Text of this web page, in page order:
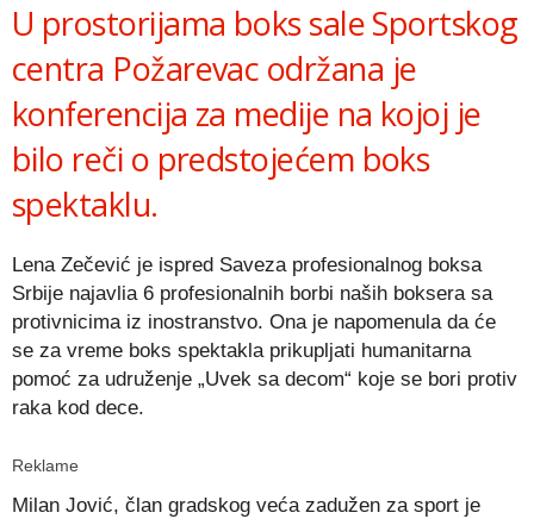
U prostorijama boks sale Sportskog
centra Požarevac održana je
konferencija za medije na kojoj je
bilo reči o predstojećem boks
spektaklu.
Lena Zečević je ispred Saveza profesionalnog boksa
Srbije najavlia 6 profesionalnih borbi naših boksera sa
protivnicima iz inostranstvo. Ona je napomenula da će
se za vreme boks spektakla prikupljati humanitarna
pomoć za udruženje „Uvek sa decom“ koje se bori protiv
raka kod dece.
Reklame
Milan Jović, član gradskog veća zadužen za sport je